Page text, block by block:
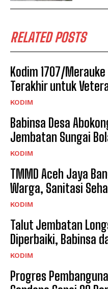
RELATED POSTS
Kodim 1707/
Terakhir untuk
KODIM
Babinsa Desa
Jembatan Sungai
KODIM
TMMD Aceh Jaya
Warga, Sanitasi
KODIM
Talut Jembatan
Diperbaiki, Babinsa
KODIM
Progres